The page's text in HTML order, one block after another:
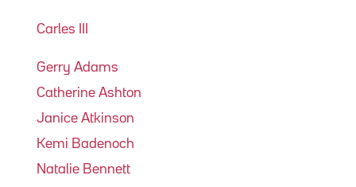
Carles III
Gerry Adams
Catherine Ashton
Janice Atkinson
Kemi Badenoch
Natalie Bennett